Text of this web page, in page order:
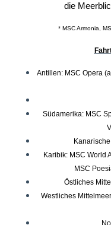
die
* MSC Armonia,
Antillen: MSC Opera
Südamerika: MSC
Karibik: MSC World
MSC
Östliches
Westliches